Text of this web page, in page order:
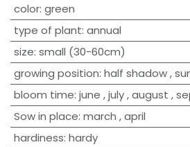
​color: green
type of plant: annual
size: small (30-60cm)
growing position: half shadow,
bloom time: june ,july,august ,
Sow in place: march ,april
hardiness: hardy